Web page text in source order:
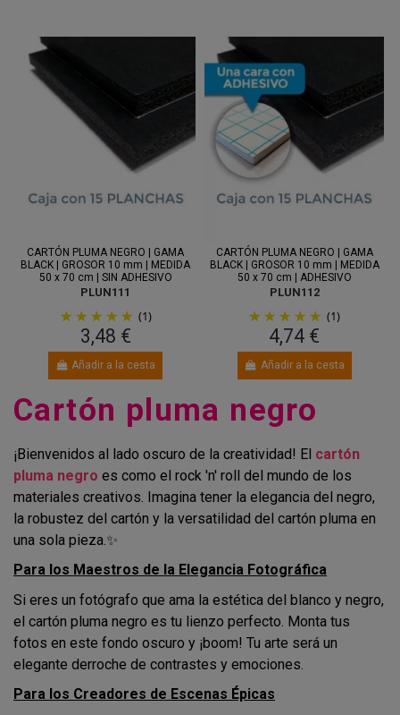
CARTÓN PLUMA NEGRO | GAMA
BLACK | GROSOR 10 mm | MEDIDA
50 x 70 cm | SIN ADHESIVO
PLUN111
(1)
3,48 €
Añadir a la cesta
CARTÓN PLUMA NEGRO | GAMA
BLACK | GROSOR 10 mm | MEDIDA
50 x 70 cm | ADHESIVO
PLUN112
(1)
4,74 €
Añadir a la cesta
Cartón pluma negro
¡Bienvenidos al lado oscuro de la creatividad! El cartón
pluma negro es como el rock 'n' roll del mundo de los
materiales creativos. Imagina tener la elegancia del negro,
la robustez del cartón y la versatilidad del cartón pluma en
una sola pieza.✨
Para los Maestros de la Elegancia Fotográfica
Si eres un fotógrafo que ama la estética del blanco y negro,
el cartón pluma negro es tu lienzo perfecto. Monta tus
fotos en este fondo oscuro y ¡boom! Tu arte será un
elegante derroche de contrastes y emociones.
Para los Creadores de Escenas Épicas